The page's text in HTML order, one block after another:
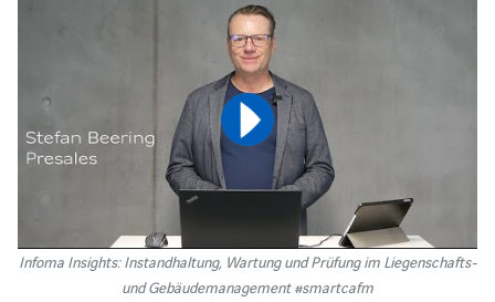
Infoma Insights: Instandhaltung, Wartung und Prüfung im Liegenschafts-
und Gebäudemanagement #smartcafm